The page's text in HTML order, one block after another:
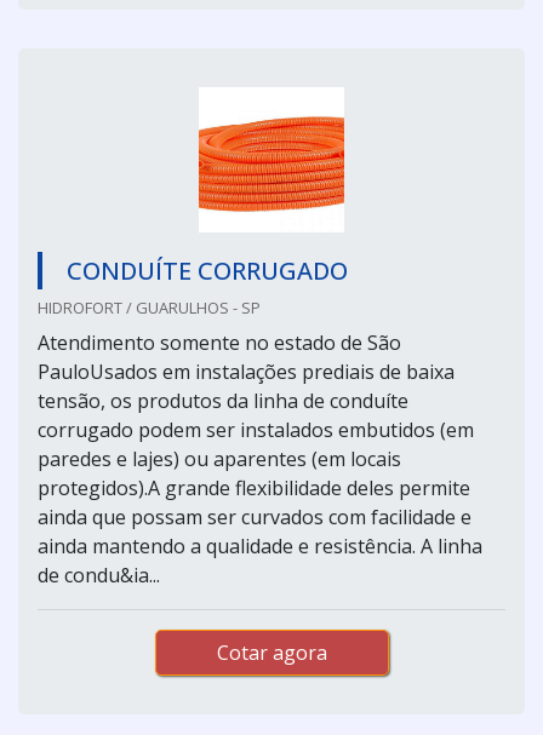
CONDUÍTE CORRUGADO
HIDROFORT / GUARULHOS - SP
Atendimento somente no estado de São
PauloUsados em instalações prediais de baixa
tensão, os produtos da linha de conduíte
corrugado podem ser instalados embutidos (em
paredes e lajes) ou aparentes (em locais
protegidos).A grande flexibilidade deles permite
ainda que possam ser curvados com facilidade e
ainda mantendo a qualidade e resistência. A linha
de condu&ia...
Cotar agora